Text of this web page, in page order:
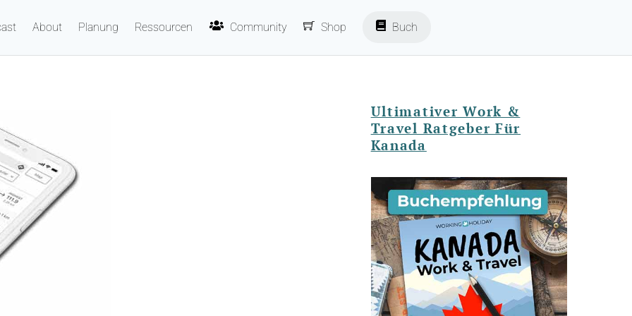
About Planung Ressourcen Community Shop Buch
Ultimativer Work &
Travel Ratgeber Für
Kanada